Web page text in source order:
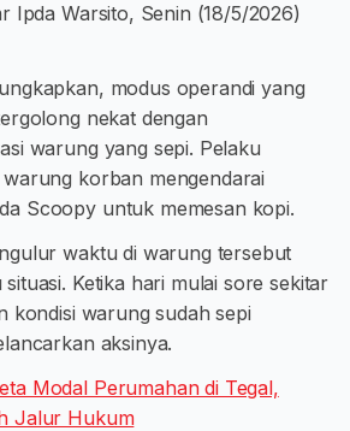
Ipda Warsito, Senin (18/5/2026)
modus operandi yang
nekat dengan
warung yang sepi. Pelaku
korban mengendarai
Scoopy untuk memesan kopi.
waktu di warung tersebut
Ketika hari mulai sore sekitar
kondisi warung sudah sepi
aksinya.
Modal Perumahan di Tegal,
Jalur Hukum